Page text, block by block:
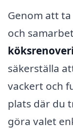
Genom att
och
säkerställa
vackert och
plats där du
göra valet